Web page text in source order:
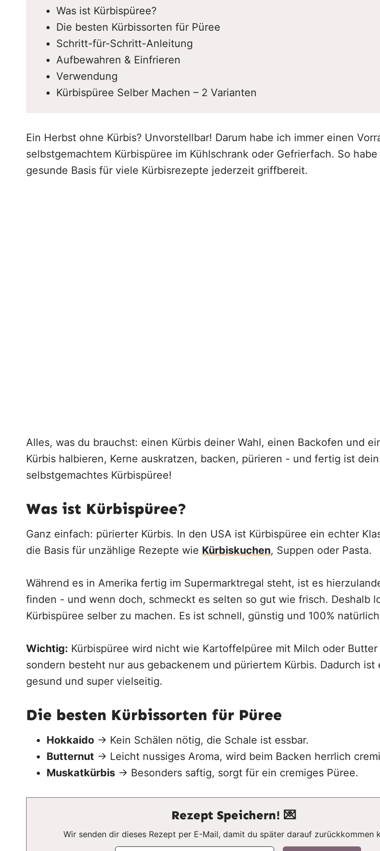
Was ist Kürbispüree?
Die besten Kürbissorten für Püree
Schritt-für-Schritt-Anleitung
Aufbewahren & Einfrieren
Verwendung
Kürbispüree Selber Machen – 2 Varianten
Ein Herbst ohne Kürbis? Unvorstellbar! Darum habe ich immer einen
selbstgemachtem Kürbispüree im Kühlschrank oder Gefrierfach. So
gesunde Basis für viele Kürbisrezepte jederzeit griffbereit.
Alles, was du brauchst: einen Kürbis deiner Wahl, einen Backofen und
Kürbis halbieren, Kerne auskratzen, backen, pürieren - und fertig ist dein
selbstgemachtes Kürbispüree!
Was ist Kürbispüree?
Ganz einfach: pürierter Kürbis. In den USA ist Kürbispüree ein echter
die Basis für unzählige Rezepte wie Kürbiskuchen, Suppen oder Pasta.
Während es in Amerika fertig im Supermarktregal steht, ist es
finden - und wenn doch, schmeckt es selten so gut wie frisch. Deshalb
Kürbispüree selber zu machen. Es ist schnell, günstig und 100%
Wichtig: Kürbispüree wird nicht wie Kartoffelpüree mit Milch oder
sondern besteht nur aus gebackenem und püriertem Kürbis. Dadurch ist
gesund und super vielseitig.
Die besten Kürbissorten für Püree
Hokkaido → Kein Schälen nötig, die Schale ist essbar.
Butternut → Leicht nussiges Aroma, wird beim Backen herrlich
Muskatkürbis → Besonders saftig, sorgt für ein cremiges Püree.
Rezept Speichern! 💌
Wir senden dir dieses Rezept per E-Mail, damit du später darauf zurückkommen